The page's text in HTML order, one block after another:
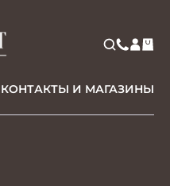
КОНТАКТЫ И МАГАЗИНЫ